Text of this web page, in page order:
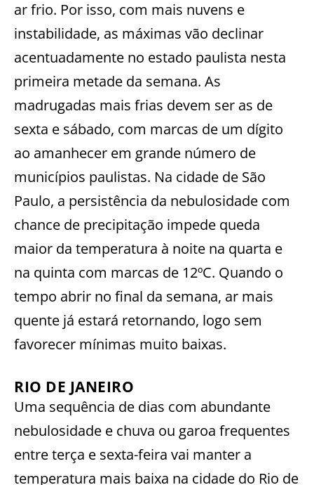
ar frio. Por isso, com mais nuvens e
instabilidade, as máximas vão declinar
acentuadamente no estado paulista nesta
primeira metade da semana. As
madrugadas mais frias devem ser as de
sexta e sábado, com marcas de um dígito
ao amanhecer em grande número de
municípios paulistas. Na cidade de São
Paulo, a persistência da nebulosidade com
chance de precipitação impede queda
maior da temperatura à noite na quarta e
na quinta com marcas de 12ºC. Quando o
tempo abrir no final da semana, ar mais
quente já estará retornando, logo sem
favorecer mínimas muito baixas.
RIO DE JANEIRO
Uma sequência de dias com abundante
nebulosidade e chuva ou garoa frequentes
entre terça e sexta-feira vai manter a
temperatura mais baixa na cidade do Rio de